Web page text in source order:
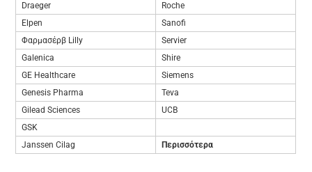
Draeger
Roche
Elpen
Sanofi
Φαρμασέρβ Lilly
Servier
Galenica
Shire
GE Healthcare
Siemens
Genesis Pharma
Teva
Gilead Sciences
UCB
GSK
Janssen Cilag
Περισσότερα